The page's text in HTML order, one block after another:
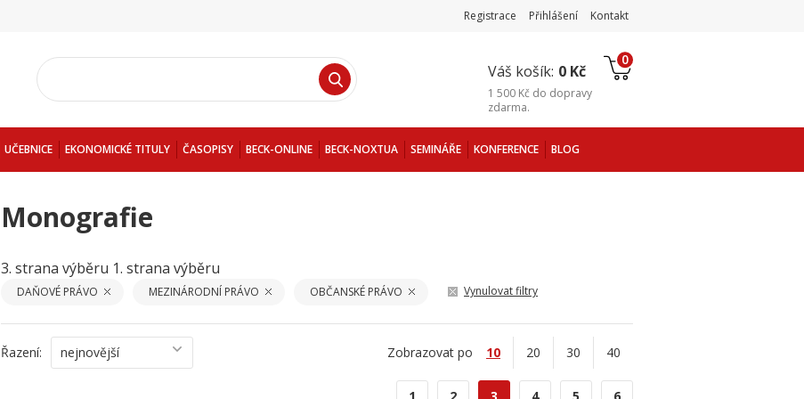
Registrace Přihlášení Kontakt
Váš košík: 0 Kč
0
1 500 Kč do dopravy
zdarma.
UČEBNICE EKONOMICKÉ TITULY ČASOPISY BECK-ONLINE BECK-NOXTUA SEMINÁŘE KONFERENCE BLOG
Monografie
3. strana výběru 1. strana výběru
DAŇOVÉ PRÁVO MEZINÁRODNÍ PRÁVO OBČANSKÉ PRÁVO Vynulovat filtry
Řazení: nejnovější Zobrazovat po 10 20 30 40